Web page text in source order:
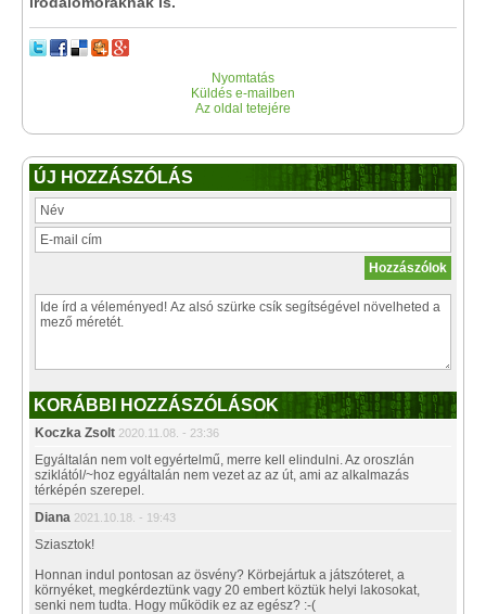
Nyomtatás
Küldés e-mailben
Az oldal tetejére
ÚJ HOZZÁSZÓLÁS
KORÁBBI HOZZÁSZÓLÁSOK
Koczka Zsolt 2020.11.08. - 23:36
Egyáltalán nem volt egyértelmű, merre kell elindulni. Az oroszlán
sziklától/~hoz egyáltalán nem vezet az az út, ami az alkalmazás
térképén szerepel.
Diana 2021.10.18. - 19:43
Sziasztok!
Honnan indul pontosan az ösvény? Körbejártuk a játszóteret, a
környéket, megkérdeztünk vagy 20 embert köztük helyi lakosokat,
senki nem tudta. Hogy működik ez az egész? :-(